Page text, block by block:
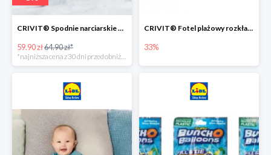
CRIVIT® Spodnie narciarskie dziewczęce
59.90 zł64.90 zł*
*najniższa cena z 30 dni przed obniżką
CRIVIT® Fotel plażowy rozkładany / Brodzik dziecięcy
33%